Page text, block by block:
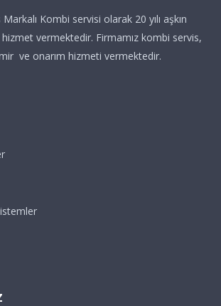
Kombi servisi olarak 20 yılı aşkın
vermektedir. Firmamız kombi servis,
ve onarım hizmeti vermektedir.